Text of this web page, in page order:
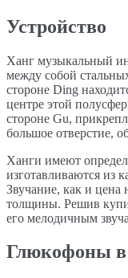
Устройство
Ханг музыкальный
между собой
стороне Ding
центре этой
стороне Gu,
большое отверстие,
Ханги имеют
изготавливаются из
Звучание, как и цена
толщины. Решив
его мелодичным
Глюкофоны